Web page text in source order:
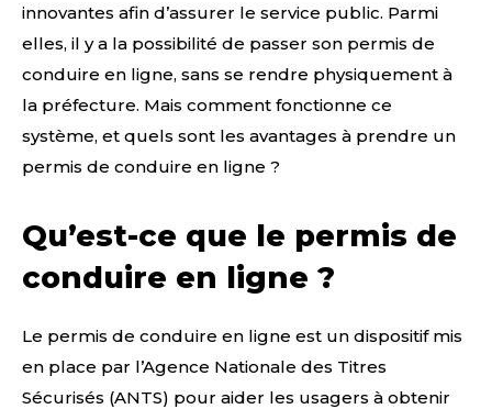
innovantes afin d’assurer le service public. Parmi
elles, il y a la possibilité de passer son permis de
conduire en ligne, sans se rendre physiquement à
la préfecture. Mais comment fonctionne ce
système, et quels sont les avantages à prendre un
permis de conduire en ligne ?
Qu’est-ce que le permis de
conduire en ligne ?
Le permis de conduire en ligne est un dispositif mis
en place par l’Agence Nationale des Titres
Sécurisés (ANTS) pour aider les usagers à obtenir